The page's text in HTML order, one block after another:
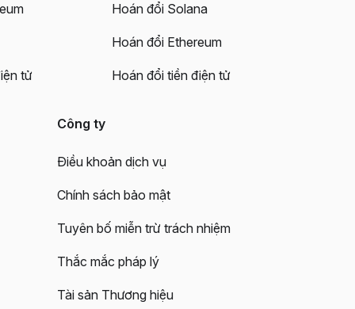
tử
Hoán đổi Solana
Hoán đổi Ethereum
Hoán đổi tiền điện tử
Công ty
Điều khoản dịch vụ
Chính sách bảo mật
Tuyên bố miễn trừ trách nhiệm
Thắc mắc pháp lý
Tài sản Thương hiệu